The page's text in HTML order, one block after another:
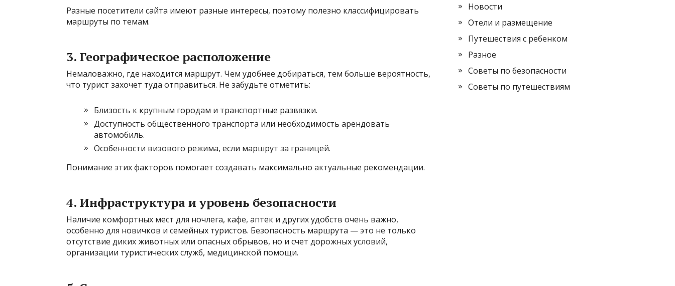
Разные посетители сайта имеют разные интересы, поэтому полезно классифицировать
маршруты по темам.
3. Географическое расположение
Немаловажно, где находится маршрут. Чем удобнее добираться, тем больше вероятность,
что турист захочет туда отправиться. Не забудьте отметить:
Близость к крупным городам и транспортные развязки.
Доступность общественного транспорта или необходимость арендовать
автомобиль.
Особенности визового режима, если маршрут за границей.
Понимание этих факторов помогает создавать максимально актуальные рекомендации.
4. Инфраструктура и уровень безопасности
Наличие комфортных мест для ночлега, кафе, аптек и других удобств очень важно,
особенно для новичков и семейных туристов. Безопасность маршрута — это не только
отсутствие диких животных или опасных обрывов, но и счет дорожных условий,
организации туристических служб, медицинской помощи.
Новости
Отели и размещение
Путешествия с ребенком
Разное
Советы по безопасности
Советы по путешествиям